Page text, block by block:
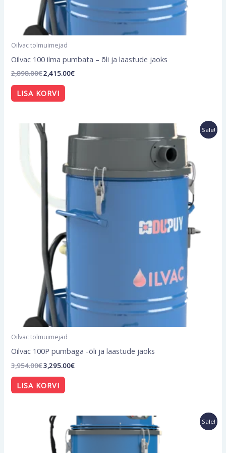
Oilvac tolmuimejad
Oilvac 100 ilma pumbata – õli ja laastude jaoks
2,898.00€2,415.00€
LISA KORVI
Sale!
Oilvac tolmuimejad
Oilvac 100P pumbaga -õli ja laastude jaoks
3,954.00€
Algne
hind
3,954.00€.
3,295.00€
Current
price
LISA KORVI
Sale!
Algne
hind
oli:
3,801.60€.
Current
price
is: